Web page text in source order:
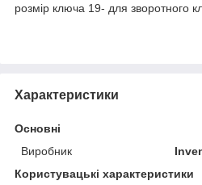
розмір ключа 19- для зворотного
Характеристики
Основні
Виробник
Користувацькi характеристики